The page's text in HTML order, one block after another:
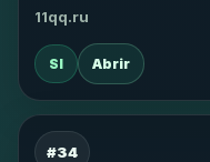
11qq.ru
SI Abrir
#34